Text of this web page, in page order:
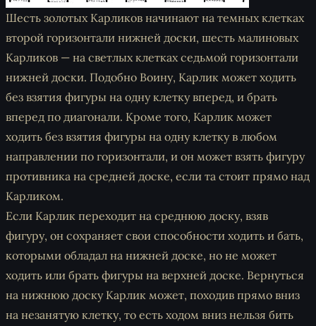
Шесть золотых Карликов начинают на темных клетках
второй горизонтали нижней доски, шесть малиновых
Карликов — на светлых клетках седьмой горизонтали
нижней доски. Подобно Воину, Карлик может ходить
без взятия фигуры на одну клетку вперед, и брать
вперед по диагонали. Кроме того, Карлик может
ходить без взятия фигуры на одну клетку в любом
направлении по горизонтали, и он может взять фигуру
противника на средней доске, если та стоит прямо над
Карликом.
Если Карлик переходит на среднюю доску, взяв
фигуру, он сохраняет свои способности ходить и бать,
которыми обладал на нижней доске, но не может
ходить или брать фигуры на верхней доске. Вернуться
на нижнюю доску Карлик может, походив прямо вниз
на незанятую клетку, то есть ходом вниз нельзя бить